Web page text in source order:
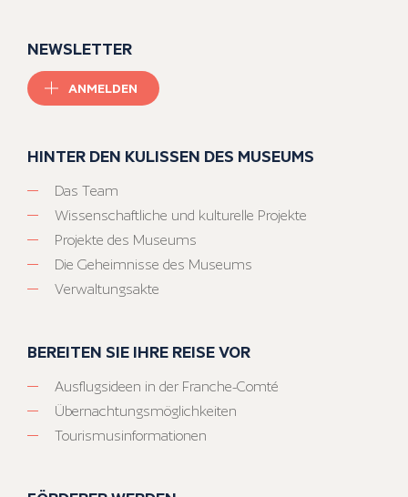
NEWSLETTER
ANMELDEN
HINTER DEN KULISSEN DES MUSEUMS
Das Team
Wissenschaftliche und kulturelle Projekte
Projekte des Museums
Die Geheimnisse des Museums
Verwaltungsakte
BEREITEN SIE IHRE REISE VOR
Ausflugsideen in der Franche-Comté
Übernachtungsmöglichkeiten
Tourismusinformationen